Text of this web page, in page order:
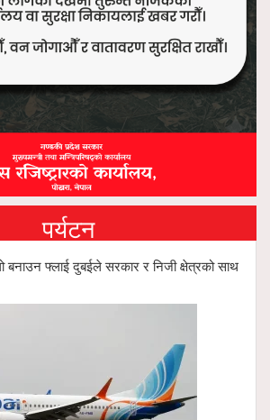
पर्यटन
बनाउन फ्लाई दुबईले सरकार र निजी क्षेत्रको साथ